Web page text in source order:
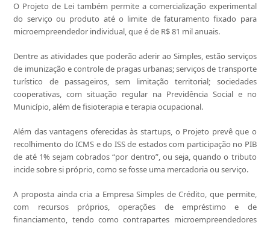
O Projeto de Lei também permite a comercialização experimental
do serviço ou produto até o limite de faturamento fixado para
microempreendedor individual, que é de R$ 81 mil anuais.
Dentre as atividades que poderão aderir ao Simples, estão serviços
de imunização e controle de pragas urbanas; serviços de transporte
turístico de passageiros, sem limitação territorial; sociedades
cooperativas, com situação regular na Previdência Social e no
Município, além de fisioterapia e terapia ocupacional.
Além das vantagens oferecidas às startups, o Projeto prevê que o
recolhimento do ICMS e do ISS de estados com participação no PIB
de até 1% sejam cobrados “por dentro”, ou seja, quando o tributo
incide sobre si próprio, como se fosse uma mercadoria ou serviço.
A proposta ainda cria a Empresa Simples de Crédito, que permite,
com recursos próprios, operações de empréstimo e de
financiamento, tendo como contrapartes microempreendedores